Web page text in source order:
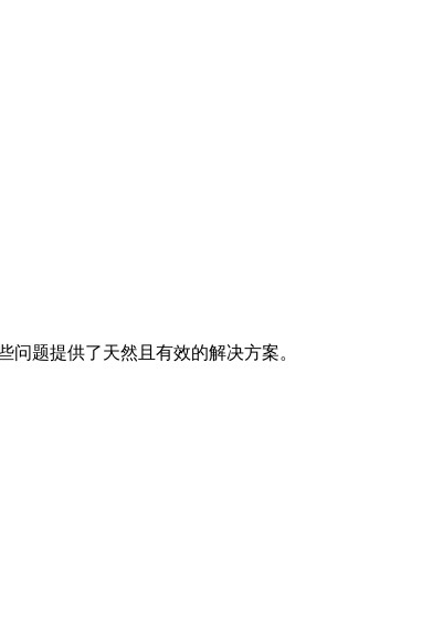
题提供了天然且有效的解决方案。